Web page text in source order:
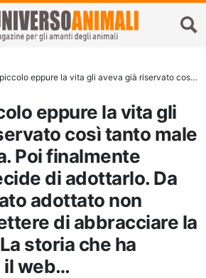
già riservato così tanto male e sofferenza. Poi finalmente qualcuno decide di adottarlo. Da quando è stato adottato non riesce a smettere di abbracciare la sua umana. La storia che ha conquistato il web…
eppure la vita gli
così tanto male
Poi finalmente
di adottarlo. Da
adottato non
di abbracciare la
storia che ha
il web…